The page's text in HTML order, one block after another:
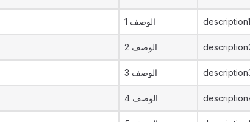
الوصف 1 description1
الوصف 2
الوصف 3
الوصف 4